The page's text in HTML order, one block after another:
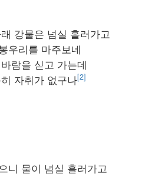
강물은 넘실 흘러가고
우리를 마주보네
람을 싣고 가는데
자취가 없구나[2]
니 물이 넘실 흘러가고